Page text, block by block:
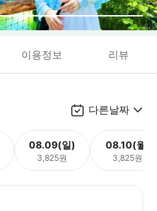
이용정보 리뷰
다른날짜
08.09(일)
3,825원
08.10(월)
3,825원